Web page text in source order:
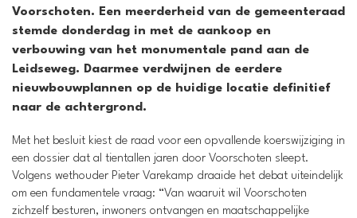
Voorschoten. Een meerderheid van de gemeenteraad
stemde donderdag in met de aankoop en
verbouwing van het monumentale pand aan de
Leidseweg. Daarmee verdwijnen de eerdere
nieuwbouwplannen op de huidige locatie definitief
naar de achtergrond.
Met het besluit kiest de raad voor een opvallende koerswijziging in
een dossier dat al tientallen jaren door Voorschoten sleept.
Volgens wethouder Pieter Varekamp draaide het debat uiteindelijk
om een fundamentele vraag: “Van waaruit wil Voorschoten
zichzelf besturen, inwoners ontvangen en maatschappelijke